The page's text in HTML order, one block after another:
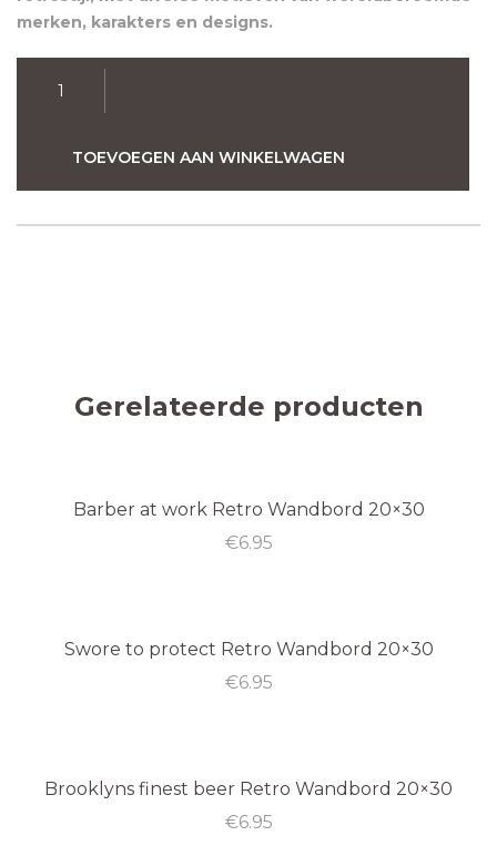
merken, karakters en designs.
TOEVOEGEN AAN WINKELWAGEN
Gerelateerde producten
Barber at work Retro Wandbord 20×30
€6.95
Swore to protect Retro Wandbord 20×30
€6.95
Brooklyns finest beer Retro Wandbord 20×30
€6.95